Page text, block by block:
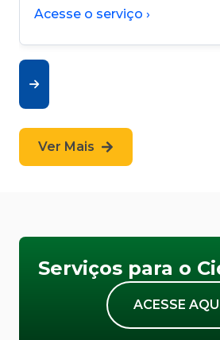
Acesse o serviço ›
Ver Mais
Serviços para o
ACESSE